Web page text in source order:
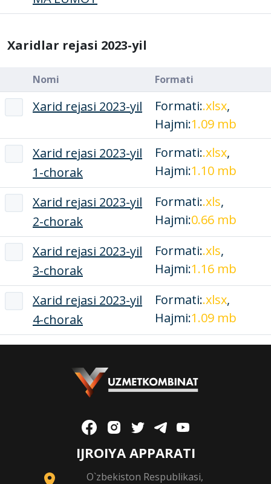
Xaridlar rejasi 2023-yil
Nomi Formati
Xarid rejasi 2023-yil Formati:.xlsx,
Hajmi:1.09 mb
Xarid rejasi 2023-yil
1-chorak
Formati:.xlsx,
Hajmi:1.10 mb
Xarid rejasi 2023-yil
2-chorak
Formati:.xls,
Hajmi:0.66 mb
Xarid rejasi 2023-yil
3-chorak
Formati:.xls,
Hajmi:1.16 mb
Xarid rejasi 2023-yil
4-chorak
Formati:.xlsx,
Hajmi:1.09 mb
IJROIYA APPARATI
O`zbekiston Respublikasi,